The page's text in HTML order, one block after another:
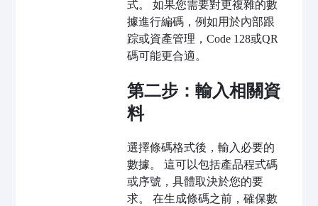
式。 如果您需要對更複雜的數
據進行編碼，例如用於內部跟
踪或資產管理，Code 128或QR
碼可能更合適。
第二步：輸入相關資
料
選擇條碼格式後，輸入必要的
數據。 這可以包括產品程式碼
或序號，具體取決於您的要
求。 在生成條碼之前，確保數